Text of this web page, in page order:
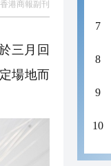
香港商報副刊
三月回
場地而